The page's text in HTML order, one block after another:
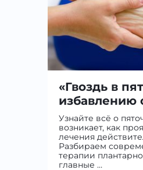
«Гвоздь в
избавлению
Узнайте всё о
возникает, как
лечения
Разбираем
терапии
главные …